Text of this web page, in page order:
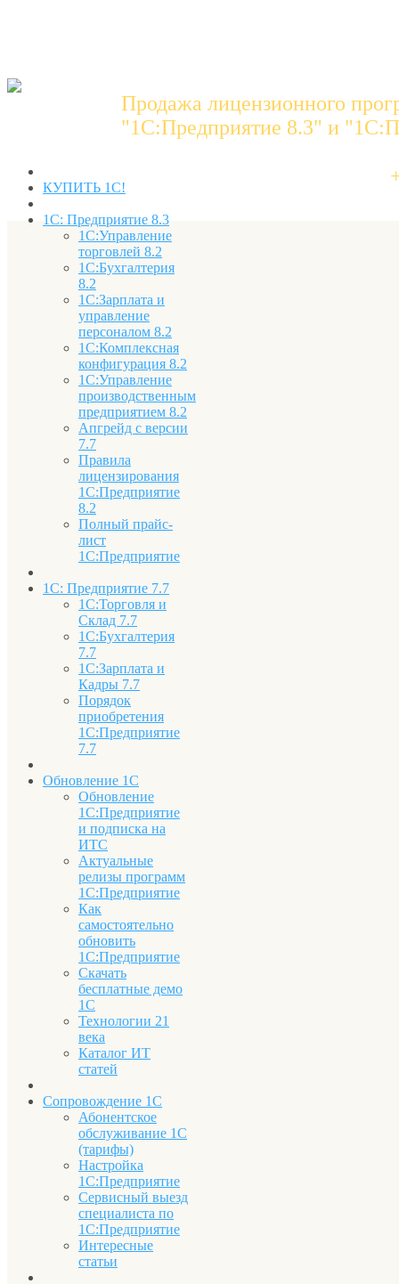
Продажа лицензионного
"1C:Предприятие 8.3" и
КУПИТЬ 1С!
1С: Предприятие 8.3
1С:Управление
торговлей 8.2
1С:Бухгалтерия
8.2
1С:Зарплата и
управление
персоналом 8.2
1С:Комплексная
конфигурация 8.2
1С:Управление
производственным
предприятием 8.2
Апгрейд с версии
7.7
Правила
лицензирования
1С:Предприятие
8.2
Полный прайс-
лист
1С:Предприятие
1С: Предприятие 7.7
1С:Торговля и
Склад 7.7
1С:Бухгалтерия
7.7
1С:Зарплата и
Кадры 7.7
Порядок
приобретения
1С:Предприятие
7.7
Обновление 1С
Обновление
1С:Предприятие
и подписка на
ИТС
Актуальные
релизы программ
1С:Предприятие
Как
самостоятельно
обновить
1С:Предприятие
Скачать
бесплатные демо
1С
Технологии 21
века
Каталог ИТ
статей
Сопровождение 1С
Абонентское
обслуживание 1С
(тарифы)
Настройка
1С:Предприятие
Сервисный выезд
специалиста по
1С:Предприятие
Интересные
статьи